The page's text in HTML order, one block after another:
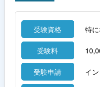
受験資格 特
受験料
受験申請 イ